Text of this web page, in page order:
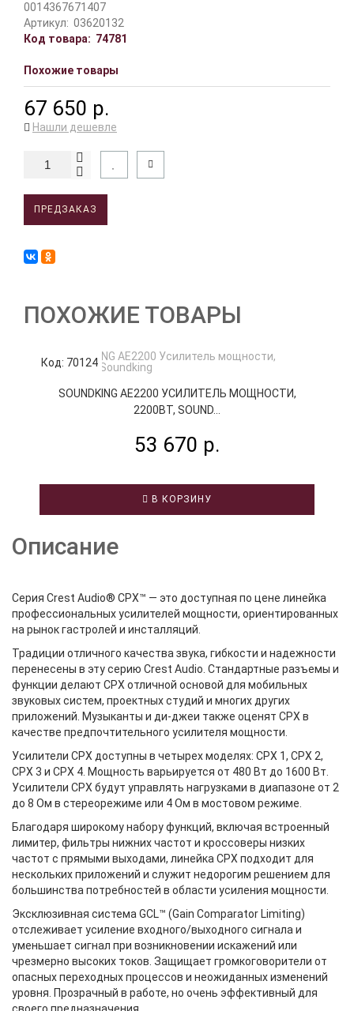
0014367671407
Артикул: 03620132
Код товара: 74781
Похожие товары
67 650 р.
Нашли дешевле
ПРЕДЗАКАЗ
ПОХОЖИЕ ТОВАРЫ
Код: 70124
SOUNDKING AE2200 УСИЛИТЕЛЬ МОЩНОСТИ,
2200ВТ, SOUND...
53 670 р.
В КОРЗИНУ
Описание
Серия Crest Audio® CPX™ — это доступная по цене линейка
профессиональных усилителей мощности, ориентированных
на рынок гастролей и инсталляций.
Традиции отличного качества звука, гибкости и надежности
перенесены в эту серию Crest Audio. Стандартные разъемы и
функции делают CPX отличной основой для мобильных
звуковых систем, проектных студий и многих других
приложений. Музыканты и ди-джеи также оценят CPX в
качестве предпочтительного усилителя мощности.
Усилители CPX доступны в четырех моделях: CPX 1, CPX 2,
CPX 3 и CPX 4. Мощность варьируется от 480 Вт до 1600 Вт.
Усилители CPX будут управлять нагрузками в диапазоне от 2
до 8 Ом в стереорежиме или 4 Ом в мостовом режиме.
Благодаря широкому набору функций, включая встроенный
лимитер, фильтры нижних частот и кроссоверы низких
частот с прямыми выходами, линейка CPX подходит для
нескольких приложений и служит недорогим решением для
большинства потребностей в области усиления мощности.
Эксклюзивная система GCL™ (Gain Comparator Limiting)
отслеживает усиление входного/выходного сигнала и
уменьшает сигнал при возникновении искажений или
чрезмерно высоких токов. Защищает громкоговорители от
опасных переходных процессов и неожиданных изменений
уровня. Прозрачный в работе, но очень эффективный для